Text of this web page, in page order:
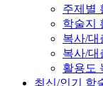
주제별
학술지
복사/대
복사/대
활용도
최신/인기 학